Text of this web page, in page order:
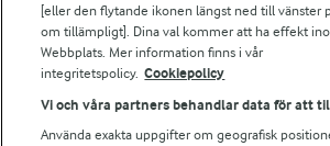
Följ oss
[eller den flytande ikonen längst ned till vänster
om tillämpligt]. Dina val kommer att ha effekt
Webbplats. Mer information finns i vår
integritetspolicy. Cookiepolicy
Vi och våra partners behandlar data för att
Använda exakta uppgifter om geografisk